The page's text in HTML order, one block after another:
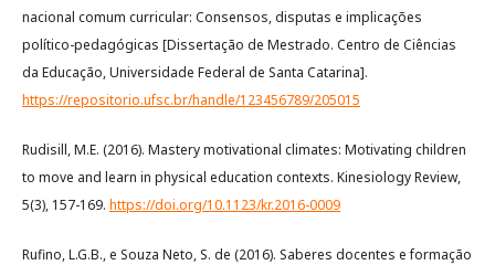
nacional comum curricular: Consensos, disputas e implicações
político-pedagógicas [Dissertação de Mestrado. Centro de Ciências
da Educação, Universidade Federal de Santa Catarina].
https://repositorio.ufsc.br/handle/123456789/205015
Rudisill, M.E. (2016). Mastery motivational climates: Motivating children
to move and learn in physical education contexts. Kinesiology Review,
5(3), 157-169. https://doi.org/10.1123/kr.2016-0009
Rufino, L.G.B., e Souza Neto, S. de (2016). Saberes docentes e formação